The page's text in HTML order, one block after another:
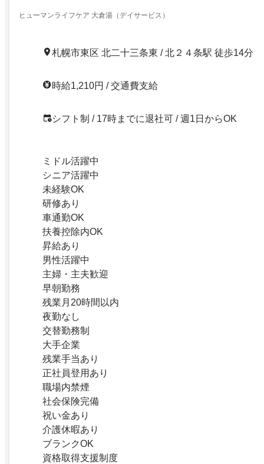
ヒューマンライフケア 大倉湯（デイサービス）
札幌市東区 北二十三条東 / 北２４条駅 徒歩14分
時給1,210円 / 交通費支給
シフト制 / 17時までに退社可 / 週1日からOK
ミドル活躍中
シニア活躍中
未経験OK
研修あり
車通勤OK
扶養控除内OK
昇給あり
男性活躍中
主婦・主夫歓迎
早朝勤務
残業月20時間以内
夜勤なし
交替勤務制
大手企業
残業手当あり
正社員登用あり
職場内禁煙
社会保険完備
祝い金あり
介護休暇あり
ブランクOK
資格取得支援制度